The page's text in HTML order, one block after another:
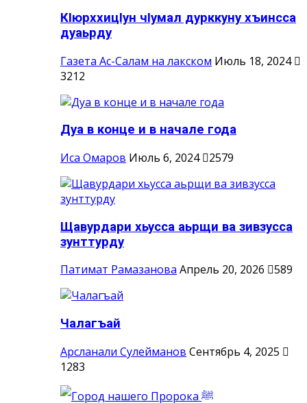
КIюрххицIун чIумал дурккуну хъинсса
дуаьрду
Газета Ас-Салам на лакском Июль 18, 2024
3212
Дуа в конце и в начале года
Иса Омаров Июль 6, 2024 2579
Щавурдари хьусса аьрщи ва зивзусса
зунттурду
Патимат Рамазанова Апрель 20, 2026 589
Чалагъай
Арсланали Сулейманов Сентябрь 4, 2025
1283